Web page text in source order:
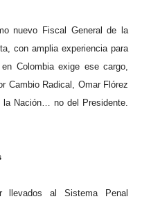
nuevo Fiscal General de la
con amplia experiencia para
Colombia exige ese cargo,
Cambio Radical, Omar Flórez
la Nación… no del Presidente.
llevados al Sistema Penal